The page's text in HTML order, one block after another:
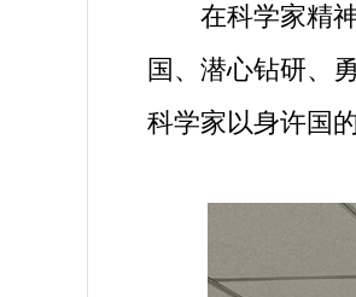
在科学家精神
国、潜心钻研、
科学家以身许国